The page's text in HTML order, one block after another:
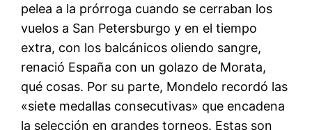
pelea a la prórroga cuando se cerraban los
vuelos a San Petersburgo y en el tiempo
extra, con los balcánicos oliendo sangre,
renació España con un golazo de Morata,
qué cosas. Por su parte, Mondelo recordó las
«siete medallas consecutivas» que encadena
la selección en grandes torneos. Estas son